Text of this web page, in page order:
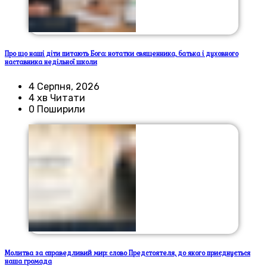
Про що наші діти питають Бога: нотатки священника, батька і духовного
наставника недільної школи
4 Серпня, 2026
4 хв Читати
0 Поширили
Молитва за справедливий мир: слово Предстоятеля, до якого приєднується
наша громада